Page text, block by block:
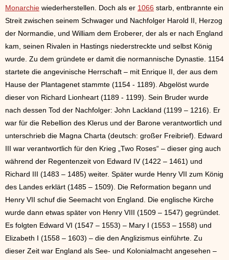
Monarchie wiederherstellen. Doch als er 1066 starb, entbrannte ein
Streit zwischen seinem Schwager und Nachfolger Harold II, Herzog
der Normandie, und William dem Eroberer, der als er nach England
kam, seinen Rivalen in Hastings niederstreckte und selbst König
wurde. Zu dem gründete er damit die normannische Dynastie. 1154
startete die angevinische Herrschaft – mit Enrique II, der aus dem
Hause der Plantagenet stammte (1154 - 1189). Abgelöst wurde
dieser von Richard Lionheart (1189 - 1199). Sein Bruder wurde
nach dessen Tod der Nachfolger: John Lackland (1199 – 1216). Er
war für die Rebellion des Klerus und der Barone verantwortlich und
unterschrieb die Magna Charta (deutsch: großer Freibrief). Edward
III war verantwortlich für den Krieg „Two Roses“ – dieser ging auch
während der Regentenzeit von Edward IV (1422 – 1461) und
Richard III (1483 – 1485) weiter. Später wurde Henry VII zum König
des Landes erklärt (1485 – 1509). Die Reformation begann und
Henry VII schuf die Seemacht von England. Die englische Kirche
wurde dann etwas später von Henry VIII (1509 – 1547) gegründet.
Es folgten Edward VI (1547 – 1553) – Mary I (1553 – 1558) und
Elizabeth I (1558 – 1603) – die den Anglizismus einführte. Zu
dieser Zeit war England als See- und Kolonialmacht angesehen –